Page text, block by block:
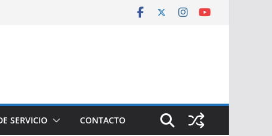
SERVICIO CONTACTO